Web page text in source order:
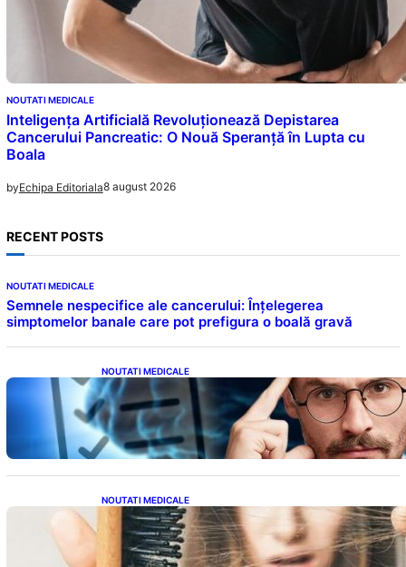
NOUTATI MEDICALE
Inteligența Artificială Revoluționează Depistarea
Cancerului Pancreatic: O Nouă Speranță în Lupta cu
Boala
byEchipa Editoriala8 august 2026
RECENT POSTS
NOUTATI MEDICALE
Semnele nespecifice ale cancerului: Înțelegerea
simptomelor banale care pot prefigura o boală gravă
NOUTATI MEDICALE
Inteligența dincolo de note: Semnele unui IQ
ridicat care nu țin de școală
NOUTATI MEDICALE
Semnele unei deficiențe de proteine:
Impactul asupra sănătății tale